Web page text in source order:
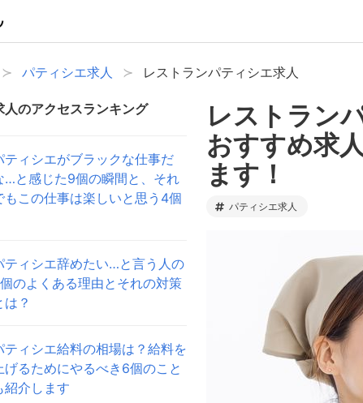
パティシエ求人 レストランパティシエ求人
人のアクセスランキング
ティシエがブラックな仕事だ
…と感じた9個の瞬間と、それ
もこの仕事は楽しいと思う4個
ティシエ辞めたい…と言う人の
のよくある理由とそれの対策
は？
ティシエ給料の相場は？給料を
げるためにやるべき6個のこと
紹介します
レストラン
おすすめ求
ます！
パティシエ求人